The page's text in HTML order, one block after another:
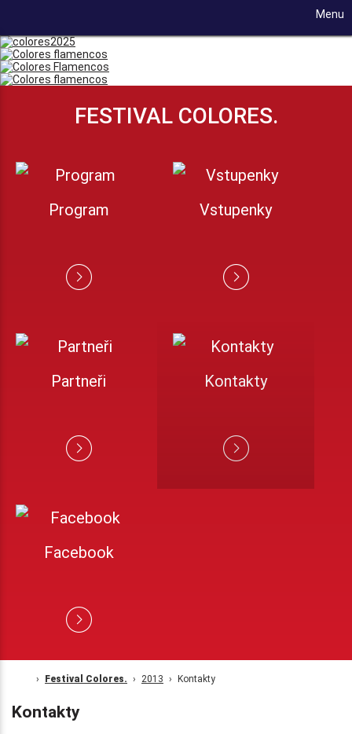
FESTIVAL COLORES.
Program Vstupenky
Partneři Kontakty
Facebook
Festival Colores. 2013 Kontakty
Kontakty
Menu